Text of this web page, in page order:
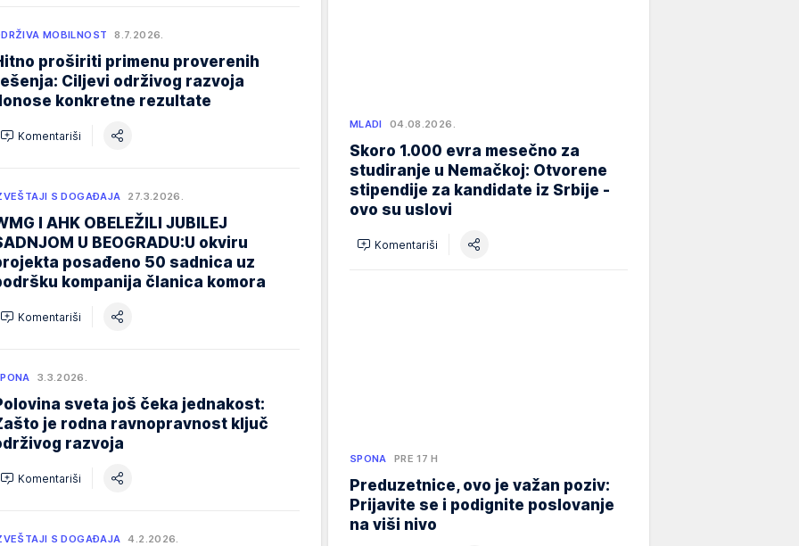
MOBILNOST 8.7.2026.
proširiti primenu proverenih
Ciljevi održivog razvoja
konkretne rezultate
Komentariši
S DOGAĐAJA 27.3.2026.
I AHK OBELEŽILI JUBILEJ
U BEOGRADU:U okviru
posađeno 50 sadnica uz
kompanija članica komora
Komentariši
3.3.2026.
sveta još čeka jednakost:
je rodna ravnopravnost ključ
razvoja
Komentariši
S DOGAĐAJA 4.2.2026.
MLADI 04.08.2026.
Skoro 1.000 evra mesečno za
studiranje u Nemačkoj: Otvorene
stipendije za kandidate iz Srbije -
ovo su uslovi
Komentariši
SPONA PRE 17 H
Preduzetnice, ovo je važan poziv:
Prijavite se i podignite poslovanje
na viši nivo